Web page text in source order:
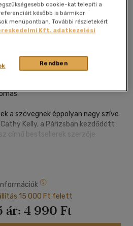
a szövegnek éppolyan nagy szíve
Kelly, a Párizsban kezdődött
című bestsellerek szerzője
A múltjától is el tud?
Legalábbis látszólag tökéletes
Shaunának oda kell visszatérnie,
15 000 Ft felett
ár: 4 990 Ft
cookie-kat telepíti a
később is bármikor
menüpontban. További részletekért
Kft. adatkezelési
Rendben